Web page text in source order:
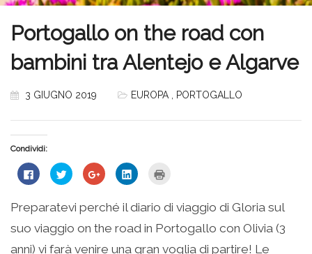
Portogallo on the road con
bambini tra Alentejo e Algarve
3 GIUGNO 2019 EUROPA PORTOGALLO
Condividi:
Fai
clic
su
Facebook
(Si
apre
una
Fai
clic
condividere
su
(Si
in
Fai
clic
condividere
su
(Si
in
Fai
clic
condividere
su
LinkedIn
(Si
in
stampare
(Si
apre
in
nuova
Preparatevi perché il diario di viaggio di Gloria sul
suo viaggio on the road in Portogallo con Olivia (3
anni) vi farà venire una gran voglia di partire! Le